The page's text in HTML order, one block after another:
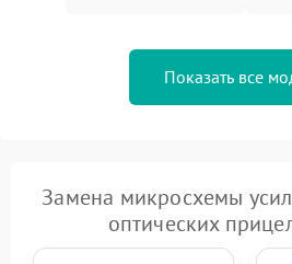
Показать все
Замена микросхемы
оптических